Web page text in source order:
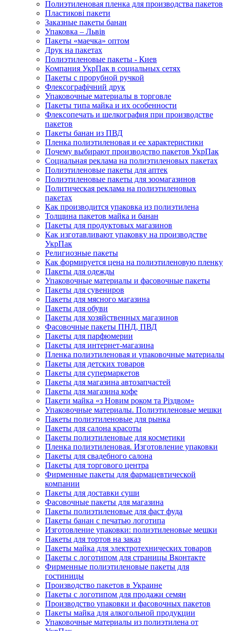
Полиэтиленовая пленка для производства пакетов
Пластикові пакети
Заказные пакеты банан
Упаковка – Львів
Пакеты «маечка» оптом
Друк на пакетах
Полиэтиленовые пакеты - Киев
Компания УкрПак в социальных сетях
Пакеты с прорубной ручкой
Флексографічний друк
Упаковочные материалы в торговле
Пакеты типа майка и их особенности
Флексопечать и шелкография при производстве
пакетов
Пакеты банан из ПВД
Пленка полиэтиленовая и ее характеристики
Почему выбирают производство пакетов УкрПак
Социальная реклама на полиэтиленовых пакетах
Полиэтиленовые пакеты для аптек
Полиэтиленовые пакеты для зоомагазинов
Политическая реклама на полиэтиленовых
пакетах
Как производится упаковка из полиэтилена
Толщина пакетов майка и банан
Пакеты для продуктовых магазинов
Как изготавливают упаковку на производстве
УкрПак
Религиозные пакеты
Как формируется цена на полиэтиленовую пленку
Пакеты для одежды
Упаковочные материалы и фасовочные пакеты
Пакеты для сувениров
Пакеты для мясного магазина
Пакеты для обуви
Пакеты для хозяйственных магазинов
Фасовочные пакеты ПНД, ПВД
Пакеты для парфюмерии
Пакеты для интернет-магазина
Пленка полиэтиленовая и упаковочные материалы
Пакеты для детских товаров
Пакеты для супермаркетов
Пакеты для магазина автозапчастей
Пакеты для магазина кофе
Пакети майка «з Новим роком та Різдвом»
Упаковочные материалы. Полиэтиленовые мешки
Пакеты полиэтиленовые для рынка
Пакеты для салона красоты
Пакеты полиэтиленовые для косметики
Пленка полиэтиленовая. Изготовление упаковки
Пакеты для свадебного салона
Пакеты для торгового центра
Фирменные пакеты для фармацевтической
компании
Пакеты для доставки суши
Фасовочные пакеты для магазина
Пакеты полиэтиленовые для фаст фуда
Пакеты банан с печатью логотипа
Изготовление упаковки: полиэтиленовые мешки
Пакеты для тортов на заказ
Пакеты майка для электротехнических товаров
Пакеты с логотипом для страницы Вконтакте
Фирменные полиэтиленовые пакеты для
гостиницы
Производство пакетов в Украине
Пакеты с логотипом для продажи семян
Производство упаковки и фасовочных пакетов
Пакеты майка для алкогольной продукции
Упаковочные материалы из полиэтилена от